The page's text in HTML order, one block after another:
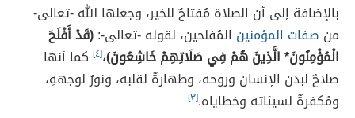
بالإضافة إلى أن الصلاة مُفتاحٌ للخير، وجعلها الله -تعالى-
من صفات المؤمنين المُفلحين، لقوله -تعالى-:(قَدْ أَفْلَحَ
الْمُؤْمِنُونَ* الَّذِينَ هُمْ فِي صَلَاتِهِمْ خَاشِعُونَ)،[٤]
كما أنها
صلاحٌ لبدن الإنسان وروحه، وطهارةٌ لقلبه، ونورٌ لوجههِ،
ومُكفرةٌ لسيئاته وخطاياه.[٣]